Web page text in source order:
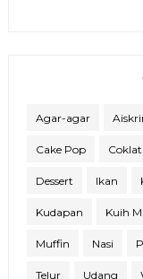
Agar-agar
Cake Pop Coklat
Dessert Ikan
Kudapan Kuih
Muffin Nasi
Telur Udang